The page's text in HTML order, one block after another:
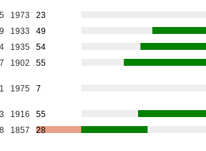
1973
23
1933
49
1935
54
1902 55
1975 7
1916
55
1857 28